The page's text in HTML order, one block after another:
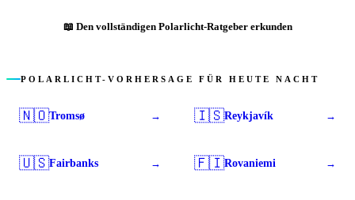
📖 Den vollständigen Polarlicht-Ratgeber erkunden
POLARLICHT-VORHERSAGE FÜR HEUTE NACHT
🇳🇴Tromsø → 🇮🇸Reykjavík →
🇺🇸Fairbanks → 🇫🇮Rovaniemi →